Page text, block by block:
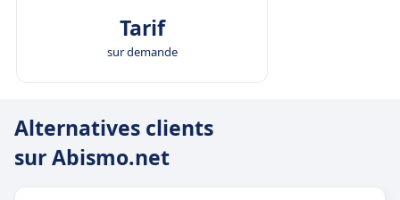
Tarif
sur demande
Alternatives clients
sur Abismo.net